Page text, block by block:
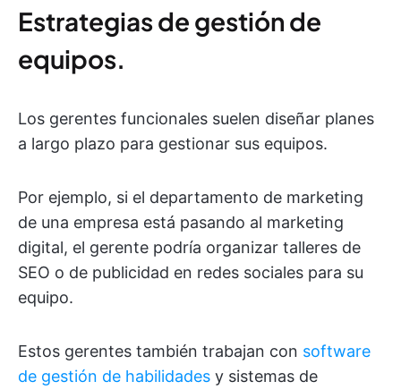
Estrategias de gestión de
equipos.
Los gerentes funcionales suelen diseñar planes
a largo plazo para gestionar sus equipos.
Por ejemplo, si el departamento de marketing
de una empresa está pasando al marketing
digital, el gerente podría organizar talleres de
SEO o de publicidad en redes sociales para su
equipo.
Estos gerentes también trabajan con software
de gestión de habilidades y sistemas de